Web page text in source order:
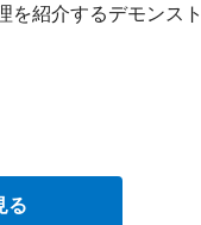
紹介するデモンス
る